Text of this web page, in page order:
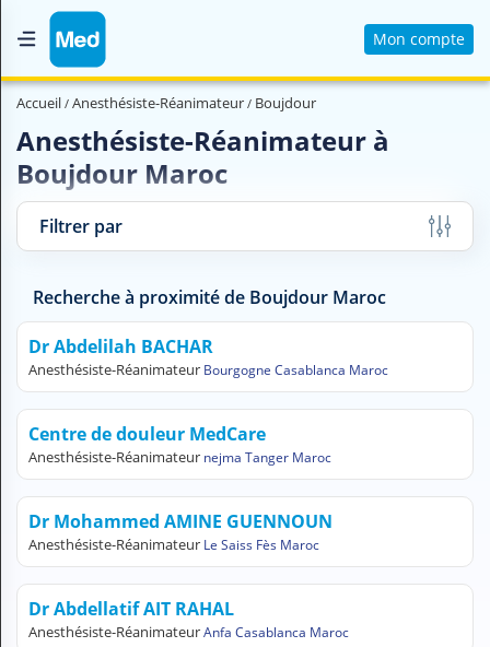
Mon compte
Accueil
Magazine Médical
Nous contacter
V
O
U
C
H
E
R
C
E
Z
?
Professionnel de santé
Accueil Anesthésiste-Réanimateur Boujdour
Anesthésiste-Réanimateur à
Boujdour Maroc
Filtrer par
Recherche à proximité de Boujdour Maroc
Dr Abdelilah BACHAR
Anesthésiste-Réanimateur Bourgogne Casablanca Maroc
Centre de douleur MedCare
Anesthésiste-Réanimateur nejma Tanger Maroc
Dr Mohammed AMINE GUENNOUN
Anesthésiste-Réanimateur Le Saiss Fès Maroc
Dr Abdellatif AIT RAHAL
Anesthésiste-RéanimateurAnfa Casablanca Maroc